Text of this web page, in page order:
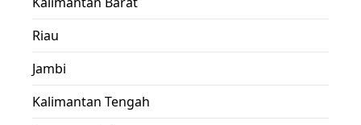
Riau
Jambi
Kalimantan Tengah